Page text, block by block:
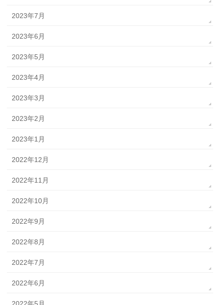
2023年7月
2023年6月
2023年5月
2023年4月
2023年3月
2023年2月
2023年1月
2022年12月
2022年11月
2022年10月
2022年9月
2022年8月
2022年7月
2022年6月